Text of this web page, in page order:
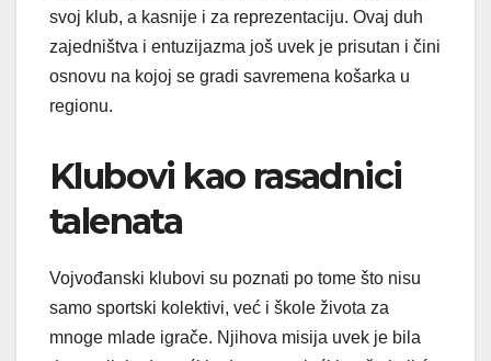
svoj klub, a kasnije i za reprezentaciju. Ovaj duh
zajedništva i entuzijazma još uvek je prisutan i čini
osnovu na kojoj se gradi savremena košarka u
regionu.
Klubovi kao rasadnici
talenata
Vojvođanski klubovi su poznati po tome što nisu
samo sportski kolektivi, već i škole života za
mnoge mlade igrače. Njihova misija uvek je bila